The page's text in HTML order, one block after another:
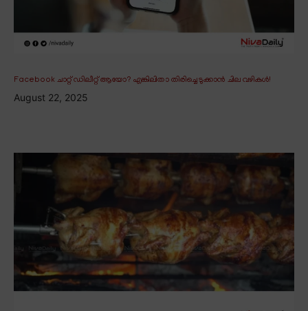
Facebook ചാറ്റ് ഡിലീറ്റ് ആയോ? എങ്കിലിതാ തിരിച്ചെടുക്കാൻ ചില വഴികൾ!
August 22, 2025